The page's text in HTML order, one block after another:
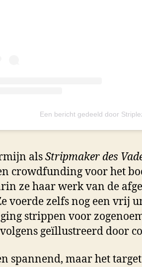
Een bericht gedeeld door
alsStripmaker des
crowdfunding voor het
ze haar werk van de
voerde zelfs nog een vrij
strippen voor
geïllustreerd door
spannend, maar het